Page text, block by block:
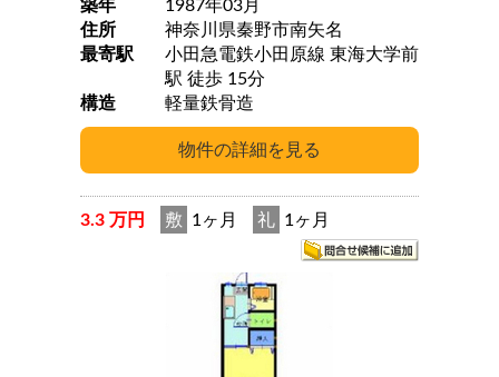
築年
1987年03月
住所
神奈川県秦野市南矢名
最寄駅
小田急電鉄小田原線 東海大学前
駅 徒歩 15分
構造
軽量鉄骨造
3.3 万円 敷 1ヶ月 礼 1ヶ月